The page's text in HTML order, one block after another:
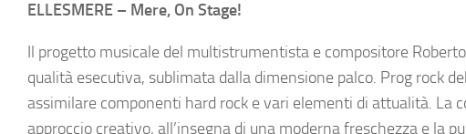
ELLESMERE – Mere, On Stage!
Il progetto musicale del multistrumentista e compositore
qualità esecutiva, sublimata dalla dimensione palco. Prog rock
assimilare componenti hard rock e vari elementi di attualità. La
approccio creativo, all’insegna di una moderna freschezza e la